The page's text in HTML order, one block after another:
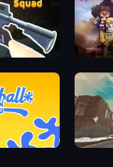
Simple